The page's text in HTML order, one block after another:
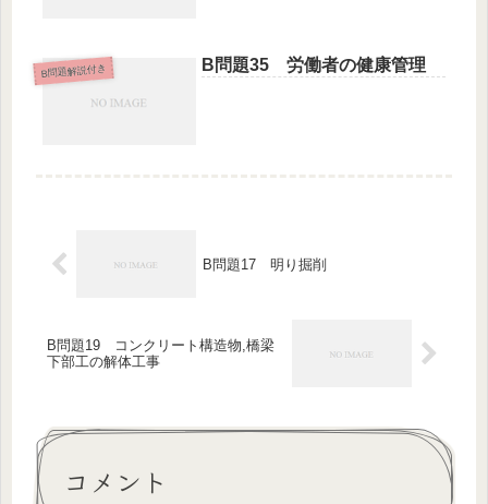
B問題解説付き B問題35 労働者の健康管理
B問題17 明り掘削
B問題19 コンクリート構造物,橋梁
下部工の解体工事
コメント